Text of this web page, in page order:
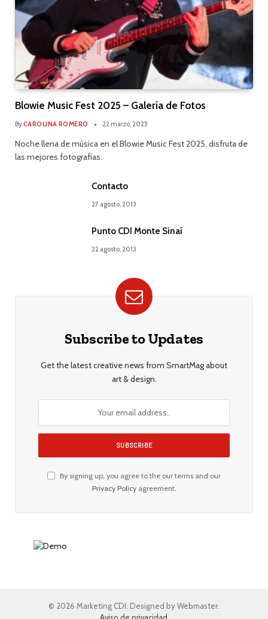
Blowie Music Fest 2025 – Galería de Fotos
ByCAROLINA ROMERO 22 marzo, 2025
Noche llena de música en el Blowie Music Fest 2025, disfruta de
las mejores fotografías.
Contacto
27 agosto, 2013
Punto CDI Monte Sinaí
22 agosto, 2013
Subscribe to Updates
Get the latest creative news from SmartMag about
art & design.
By signing up, you agree to the our terms and our
Privacy Policyagreement.
© 2026 Marketing CDI. Designed by Webmaster.